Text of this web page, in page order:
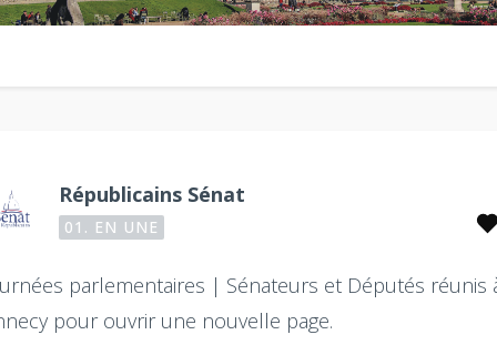
Républicains Sénat
01. EN UNE
parlementaires | Sénateurs et Députés réunis
pour ouvrir une nouvelle page.